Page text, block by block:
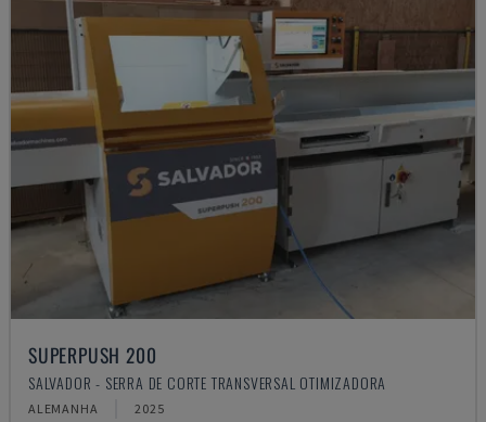
SUPERPUSH 200
SALVADOR - SERRA DE CORTE TRANSVERSAL OTIMIZADORA
ALEMANHA 2025